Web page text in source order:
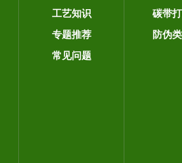
工艺知识
专题推荐
常见问题
碳带
防伪